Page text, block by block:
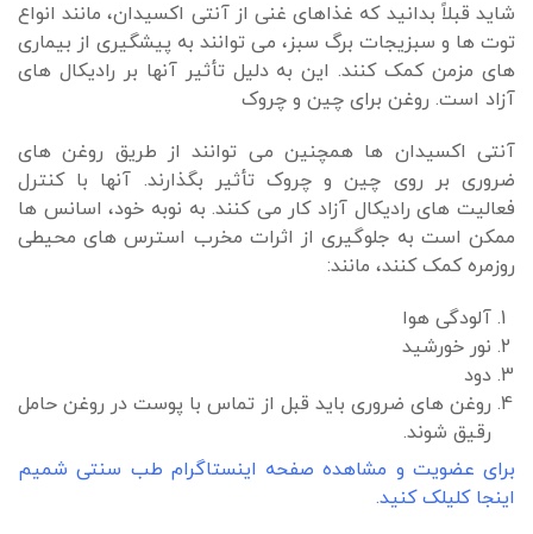
شاید قبلاً بدانید که غذاهای غنی از آنتی اکسیدان، مانند انواع
توت ها و سبزیجات برگ سبز، می توانند به پیشگیری از بیماری
های مزمن کمک کنند. این به دلیل تأثیر آنها بر رادیکال های
آزاد است. روغن برای چین و چروک
آنتی اکسیدان ها همچنین می توانند از طریق روغن های
ضروری بر روی چین و چروک تأثیر بگذارند. آنها با کنترل
فعالیت های رادیکال آزاد کار می کنند. به نوبه خود، اسانس ها
ممکن است به جلوگیری از اثرات مخرب استرس های محیطی
روزمره کمک کنند، مانند:
آلودگی هوا
نور خورشید
دود
روغن های ضروری باید قبل از تماس با پوست در روغن حامل
رقیق شوند.
برای عضویت و مشاهده صفحه اینستاگرام طب سنتی شمیم
اینجا کلیلک کنید.